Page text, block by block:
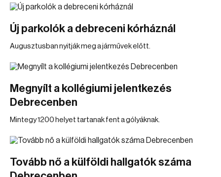
Új parkolók a debreceni kórháznál
Augusztusban nyitják meg a járművek előtt.
Megnyílt a kollégiumi jelentkezés
Debrecenben
Mintegy 1200 helyet tartanak fent a gólyáknak.
Tovább nő a külföldi hallgatók száma